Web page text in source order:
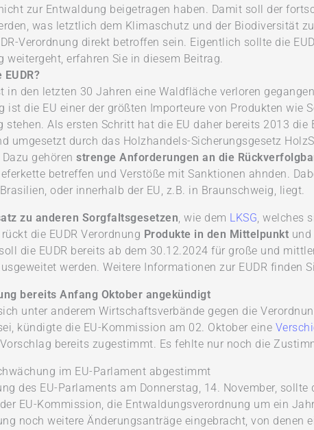
zur Entwaldung beigetragen haben. Damit soll der
was letztlich dem Klimaschutz und der Biodiversität
Verordnung direkt betroffen sein. Eigentlich sollte die
weitergeht, erfahren Sie in diesem Beitrag.
in den letzten 30 Jahren eine Waldfläche verloren
ist die EU einer der größten Importeure von Produkten wie
stehen. Als ersten Schritt hat die EU daher bereits 2013 die
umgesetzt durch das Holzhandels-Sicherungsgesetz
gehörenstrenge Anforderungen an die
betreffen und Verstöße mit Sanktionen ahnden.
oder innerhalb der EU, z.B. in Braunschweig, liegt.
zu anderen Sorgfaltsgesetzen, wie dem LKSG, welches
die EUDR Verordnung Produkte in den Mittelpunkt
die EUDR bereits ab dem 30.12.2024 für große und
werden. Weitere Informationen zur EUDR finden
bereits Anfang Oktober angekündigt
unter anderem Wirtschaftsverbände gegen die
kündigte die EU-Kommission am 02. Oktober eine
bereits zugestimmt. Es fehlte nur noch die
im EU-Parlament abgestimmt
des EU-Parlaments am Donnerstag, 14. November,
EU-Kommission, die Entwaldungsverordnung um ein
noch weitere Änderungsanträge eingebracht, von denen